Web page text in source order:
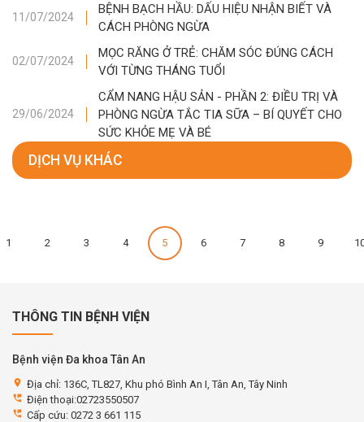
11/07/2024
BỆNH BẠCH HẦU: DẤU HIỆU NHẬN BIẾT VÀ
CÁCH PHÒNG NGỪA
02/07/2024
MỌC RĂNG Ở TRẺ: CHĂM SÓC ĐÚNG CÁCH
VỚI TỪNG THÁNG TUỔI
29/06/2024
CẨM NANG HẬU SẢN - PHẦN 2: ĐIỀU TRỊ VÀ
PHÒNG NGỪA TẮC TIA SỮA – BÍ QUYẾT CHO
SỨC KHỎE MẸ VÀ BÉ
DỊCH VỤ KHÁC
1 2 3 4 5 6 7 8 9
THÔNG TIN BỆNH VIỆN
Bệnh viện Đa khoa Tân An
location_on Địa chỉ: 136C, TL827, Khu phó Bình An I, Tân An, Tây Ninh
perm_phone_msg Điện thoại:02723550507
perm_phone_msg Cấp cứu: 0272 3 661 115